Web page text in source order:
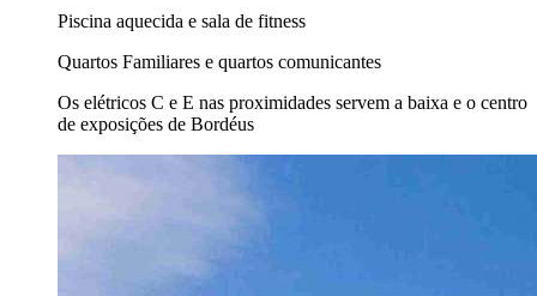
Piscina aquecida e sala de fitness
Quartos Familiares e quartos comunicantes
Os elétricos C e E nas proximidades servem a baixa e o centro
de exposições de Bordéus